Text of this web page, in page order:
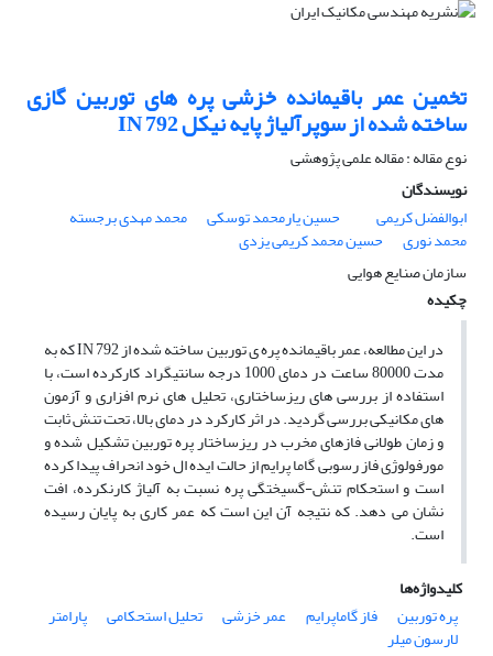
ساخته شده از سوپرآلیاژ پایه نیکل ‏IN 792‎
نوع مقاله : مقاله علمی پژوهشی
نویسندگان
ابوالفضل کریمی
حسین یارمحمد توسکی محمد مهدی برجسته
محمد نوری
حسین محمد کریمی یزدی
سازمان صنایع هوایی
چکیده
در این مطالعه، عمر باقیمانده پره ی توربین ساخته شده از IN 792 که به
مدت 80000 ساعت در دمای 1000 درجه سانتیگراد کارکرده است، با
استفاده از بررسی های ریزساختاری، تحلیل های نرم افزاری و آزمون
های مکانیکی بررسی گردید. در اثر کارکرد در دمای بالا، تحت تنش ثابت
و زمان طولانی فازهای مخرب در ریزساختار پره توربین تشکیل شده و
مورفولوژی فاز رسوبی گاما پرایم از حالت ایده ال خود انحراف پیدا کرده
است و استحکام تنش-گسیختگی پره نسبت به آلیاژ کارنکرده، افت
نشان می دهد. که نتیجه آن این است که عمر کاری به پایان رسیده
است.
کلیدواژه‌ها
پره توربین
فاز گاماپرایم عمر خزشی تحلیل استحکامی پارامتر
لارسون میلر